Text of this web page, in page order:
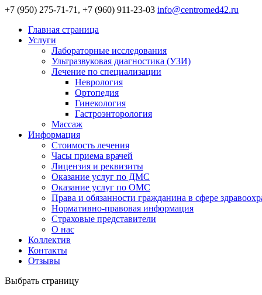
+7 (950) 275-71-71, +7 (960) 911-23-03 info@centromed42.ru
Главная страница
Услуги
Лабораторные исследования
Ультразвуковая диагностика (УЗИ)
Лечение по специализации
Неврология
Ортопедия
Гинекология
Гастроэнторология
Массаж
Информация
Стоимость лечения
Часы приема врачей
Лицензия и реквизиты
Оказание услуг по ДМС
Оказание услуг по ОМС
Права и обязанности гражданина в сфере
Нормативно-правовая информация
Страховые представители
О нас
Коллектив
Контакты
Отзывы
Выбрать страницу